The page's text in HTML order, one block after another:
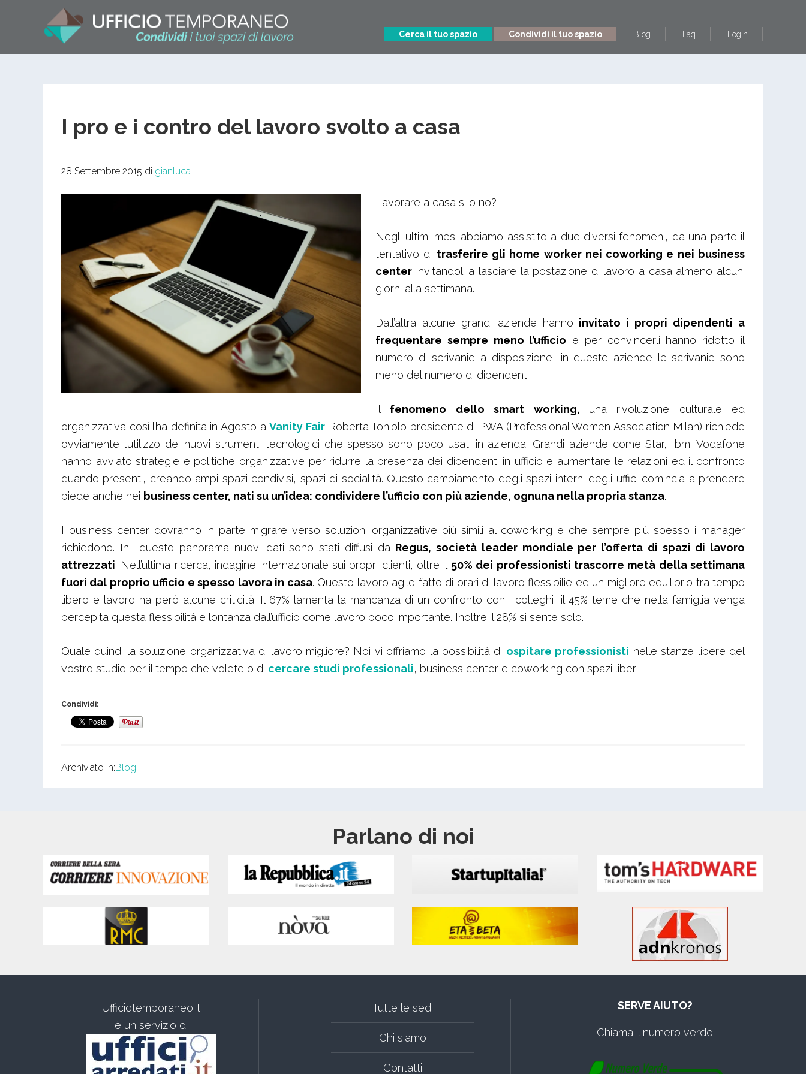
Cerca il tuo spazio Condividi il tuo spazio Blog Faq Login
I pro e i contro del lavoro svolto a casa
28 Settembre 2015 di gianluca
Lavorare a casa si o no?
Negli ultimi mesi abbiamo assistito a due diversi fenomeni, da una parte il
tentativo di trasferire gli home worker nei coworking e nei business
center invitandoli a lasciare la postazione di lavoro a casa almeno alcuni
giorni alla settimana.
Dall’altra alcune grandi aziende hanno invitato i propri dipendenti a
frequentare sempre meno l’ufficio e per convincerli hanno ridotto il
numero di scrivanie a disposizione, in queste aziende le scrivanie sono
meno del numero di dipendenti.
Il fenomeno dello smart working, una rivoluzione culturale ed
organizzativa così l’ha definita in Agosto aVanity FairRoberta Toniolo presidente di PWA (Professional Women Association Milan) richiede
ovviamente l’utilizzo dei nuovi strumenti tecnologici che spesso sono poco usati in azienda. Grandi aziende come Star, Ibm. Vodafone
hanno avviato strategie e politiche organizzative per ridurre la presenza dei dipendenti in ufficio e aumentare le relazioni ed il confronto
quando presenti, creando ampi spazi condivisi, spazi di socialità. Questo cambiamento degli spazi interni degli uffici comincia a prendere
piede anche nei business center, nati su un’idea: condividere l’ufficio con più aziende, ognuna nella propria stanza.
I business center dovranno in parte migrare verso soluzioni organizzative più simili al coworking e che sempre più spesso i manager
richiedono. In questo panorama nuovi dati sono stati diffusi da Regus, società leader mondiale per l’offerta di spazi di lavoro
attrezzati. Nell’ultima ricerca, indagine internazionale sui propri clienti, oltre il 50% dei professionisti trascorre metà della settimana
fuori dal proprio ufficio e spesso lavora in casa. Questo lavoro agile fatto di orari di lavoro flessibilie ed un migliore equilibrio tra tempo
libero e lavoro ha però alcune criticità. Il 67% lamenta la mancanza di un confronto con i colleghi, il 45% teme che nella famiglia venga
percepita questa flessibilità e lontanza dall’ufficio come lavoro poco importante. Inoltre il 28% si sente solo.
Quale quindi la soluzione organizzativa di lavoro migliore? Noi vi offriamo la possibilità di ospitare professionisti nelle stanze libere del
vostro studio per il tempo che volete o di cercare studi professionali, business center e coworking con spazi liberi.
Condividi:
Archiviato in:Blog
Parlano di noi
Ufficiotemporaneo.it
è un servizio di
Tutte le sedi
Chi siamo
Contatti
SERVE AIUTO?
Chiama il numero verde